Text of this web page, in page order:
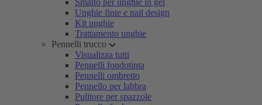
Smalto per unghie in gel
Unghie finte e nail design
Kit unghie
Trattamento unghie
Pennelli trucco
Visualizza tutti
Pennelli fondotinta
Pennelli ombretto
Pennello per labbra
Pulitore per spazzole